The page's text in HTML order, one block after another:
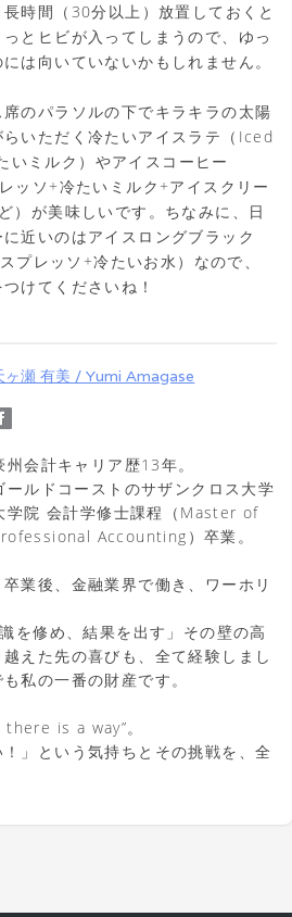
時間（30分以上）放置しておくと
とヒビが入ってしまうので、ゆっ
は向いていないかもしれません。
のパラソルの下でキラキラの太陽
いただく冷たいアイスラテ（Iced
いミルク）やアイスコーヒー
ッソ+冷たいミルク+アイスクリー
）が美味しいです。ちなみに、日
近いのはアイスロングブラック
プレッソ+冷たいお水）なので、
けてくださいね！
ヶ瀬 有美 / Yumi Amagase
州会計キャリア歴13年。
ールドコーストのサザンクロス大学
学院 会計学修士課程（Master of
Accounting）卒業。
業後、金融業界で働き、ワーホリ
識を修め、結果を出す」その壁の高
えた先の喜びも、全て経験しまし
私の一番の財産です。
is a way”。
」という気持ちとその挑戦を、全